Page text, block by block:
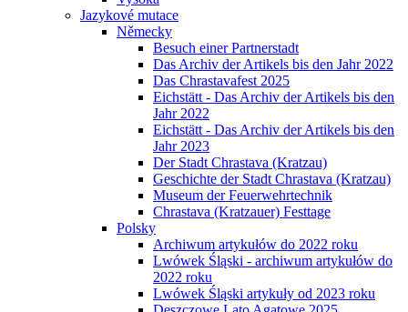
Jazykové mutace
Německy
Besuch einer Partnerstadt
Das Archiv der Artikels bis den Jahr 2022
Das Chrastavafest 2025
Eichstätt - Das Archiv der Artikels bis den
Jahr 2022
Eichstätt - Das Archiv der Artikels bis den
Jahr 2023
Der Stadt Chrastava (Kratzau)
Geschichte der Stadt Chrastava (Kratzau)
Museum der Feuerwehrtechnik
Chrastava (Kratzauer) Festtage
Polsky
Archiwum artykułów do 2022 roku
Lwówek Śląski - archiwum artykułów do
2022 roku
Lwówek Śląski artykuły od 2023 roku